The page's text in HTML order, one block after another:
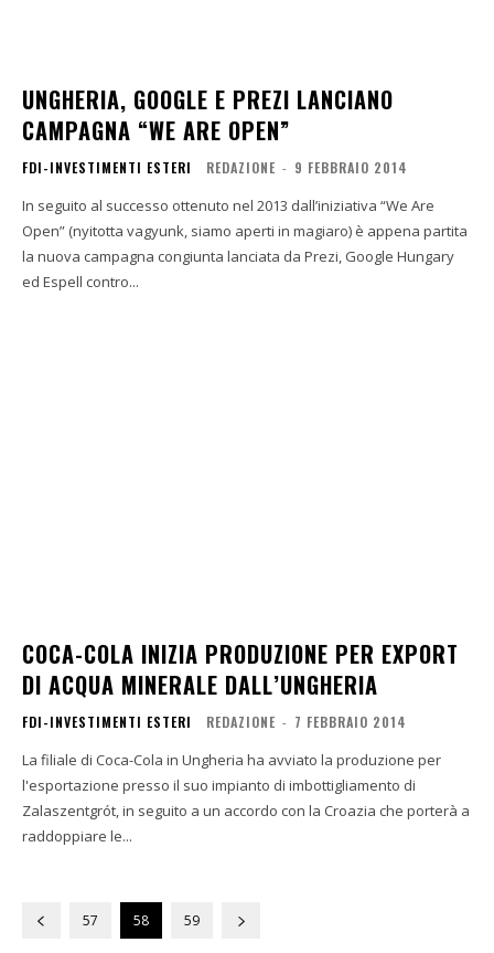
UNGHERIA, GOOGLE E PREZI LANCIANO
CAMPAGNA “WE ARE OPEN”
FDI-INVESTIMENTI ESTERI REDAZIONE - 9 FEBBRAIO 2014
In seguito al successo ottenuto nel 2013 dall’iniziativa “We Are
Open” (nyitotta vagyunk, siamo aperti in magiaro) è appena partita
la nuova campagna congiunta lanciata da Prezi, Google Hungary
ed Espell contro...
COCA-COLA INIZIA PRODUZIONE PER EXPORT
DI ACQUA MINERALE DALL’UNGHERIA
FDI-INVESTIMENTI ESTERI REDAZIONE - 7 FEBBRAIO 2014
La filiale di Coca-Cola in Ungheria ha avviato la produzione per
l'esportazione presso il suo impianto di imbottigliamento di
Zalaszentgrót, in seguito a un accordo con la Croazia che porterà a
raddoppiare le...
57 58 59